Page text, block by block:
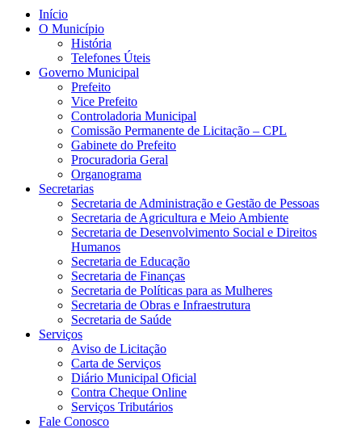
Início
O Município
História
Telefones Úteis
Governo Municipal
Prefeito
Vice Prefeito
Controladoria Municipal
Comissão Permanente de Licitação – CPL
Gabinete do Prefeito
Procuradoria Geral
Organograma
Secretarias
Secretaria de Administração e Gestão de Pessoas
Secretaria de Agricultura e Meio Ambiente
Secretaria de Desenvolvimento Social e Direitos
Humanos
Secretaria de Educação
Secretaria de Finanças
Secretaria de Políticas para as Mulheres
Secretaria de Obras e Infraestrutura
Secretaria de Saúde
Serviços
Aviso de Licitação
Carta de Serviços
Diário Municipal Oficial
Contra Cheque Online
Serviços Tributários
Fale Conosco